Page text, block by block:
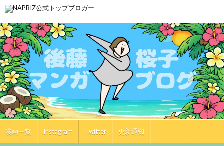
漫画一覧 Instagram Twitter 更新通知